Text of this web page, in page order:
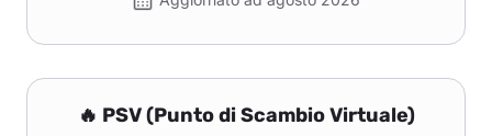
🔥 PSV (Punto di Scambio Virtuale)